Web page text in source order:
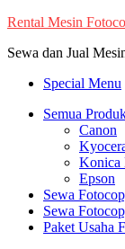
Skip
content
Rental Mesin
Sewa dan Jual
Special Menu
Semua
Canon
Konica
Epson
Sewa
Sewa
Paket Usaha